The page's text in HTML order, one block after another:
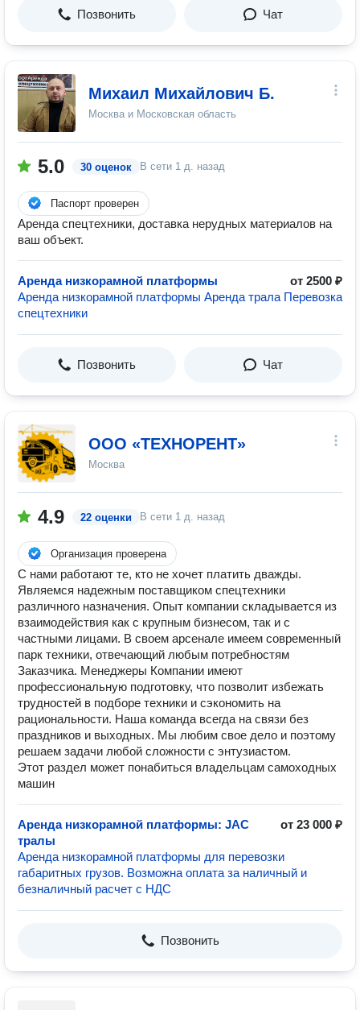
Позвонить Чат
Михаил Михайлович Б.
Москва и Московская область
5.0 30 оценок В сети 1 д. назад
Паспорт проверен
Аренда спецтехники, доставка нерудных материалов на
ваш объект.
Аренда низкорамной платформы
от 2500 ₽
Аренда низкорамной платформы Аренда трала Перевозка
спецтехники
Позвонить Чат
ООО «ТЕХНОРЕНТ»
Москва
4.9 22 оценки В сети 1 д. назад
Организация проверена
С нами работают те, кто не хочет платить дважды.
Являемся надежным поставщиком спецтехники
различного назначения. Опыт компании складывается из
взаимодействия как с крупным бизнесом, так и с
частными лицами. В своем арсенале имеем современный
парк техники, отвечающий любым потребностям
Заказчика. Менеджеры Компании имеют
профессиональную подготовку, что позволит избежать
трудностей в подборе техники и сэкономить на
рациональности. Наша команда всегда на связи без
праздников и выходных. Мы любим свое дело и поэтому
решаем задачи любой сложности с энтузиастом.
Этот раздел может понабиться владельцам самоходных
машин
Аренда низкорамной платформы: JAC
тралы
от 23 000 ₽
Аренда низкорамной платформы для перевозки
габаритных грузов. Возможна оплата за наличный и
безналичный расчет с НДС
Позвонить